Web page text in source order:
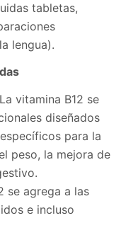
tabletas,
lengua).
La vitamina B12 se
diseñados
para la
peso, la mejora de
se agrega a las
e incluso